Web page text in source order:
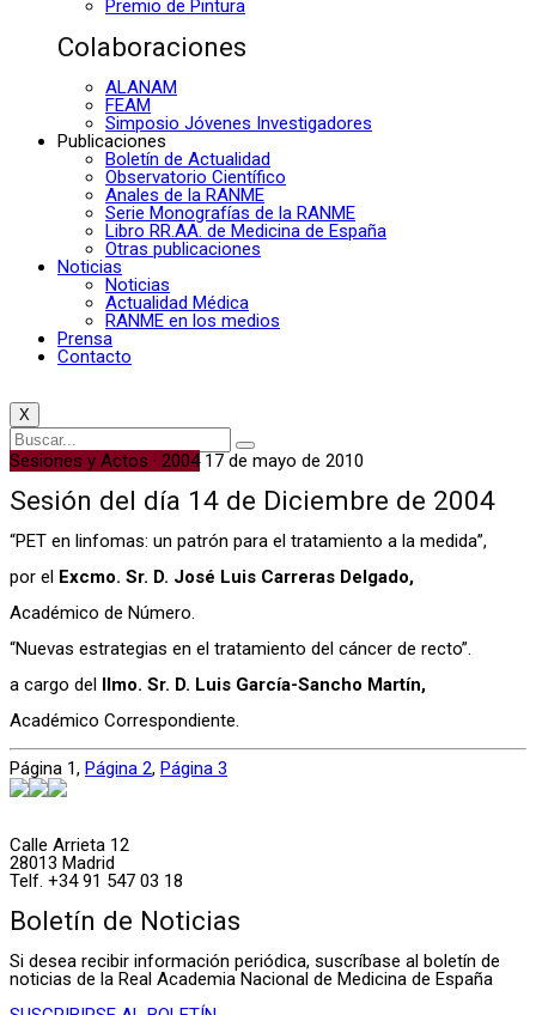
Premio de Pintura
Colaboraciones
ALANAM
FEAM
Simposio Jóvenes Investigadores
Publicaciones
Boletín de Actualidad
Observatorio Científico
Anales de la RANME
Serie Monografías de la RANME
Libro RR.AA. de Medicina de España
Otras publicaciones
Noticias
Noticias
Actualidad Médica
RANME en los medios
Prensa
Contacto
X
Sesiones y Actos · 2004 17 de mayo de 2010
Sesión del día 14 de Diciembre de 2004
“PET en linfomas: un patrón para el tratamiento a la medida”,
por el Excmo. Sr. D. José Luis Carreras Delgado,
Académico de Número.
“Nuevas estrategias en el tratamiento del cáncer de recto”.
a cargo del Ilmo. Sr. D. Luis García-Sancho Martín,
Académico Correspondiente.
Página 1, Página 2, Página 3
Calle Arrieta 12
28013 Madrid
Telf. +34 91 547 03 18
Boletín de Noticias
Si desea recibir información periódica, suscríbase al boletín de
noticias de la Real Academia Nacional de Medicina de España